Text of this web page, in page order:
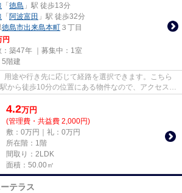
「 徳島 」駅 徒歩13分
「 阿波富田 」駅 徒歩32分
徳島市出来島本町 ３丁目
円
築47年 ｜募集中： 1室
5階建
用途や行き先に応じて経路を選択できます。こちら
から徒歩10分の位置にある物件なので、アクセスも
4.2万円
(管理費・共益費 2,000円)
敷：0万円｜礼：0万円
所在階：1階
間取り：2LDK
面積：50.00㎡
テラス